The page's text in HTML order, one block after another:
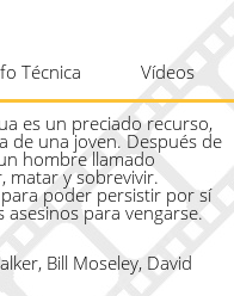
Técnica Vídeos
es un preciado recurso,
de una joven. Después de
hombre llamado
matar y sobrevivir.
poder persistir por sí
asesinos para vengarse.
Bill Moseley, David